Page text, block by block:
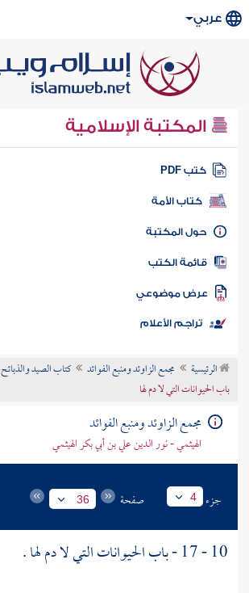
عربي
المكتبة الإسلامية
كتب PDF
كتاب الأمة
المكتبة
الكتب
موضوعي
تراجم الأعلام
الرئيسية مجمع الزاوئد ومنبع الفوائد
كتاب الصيد والذبائح
باب الحيوانات التي لا دم لها
مجمع الزاوئد ومنبع الفوائد
الهيثمي - نور الدين علي بن أبي بكر الهيثمي
جزء 4 صفحة 36
10 - 17 - باب الحيوانات التي لا دم لها .